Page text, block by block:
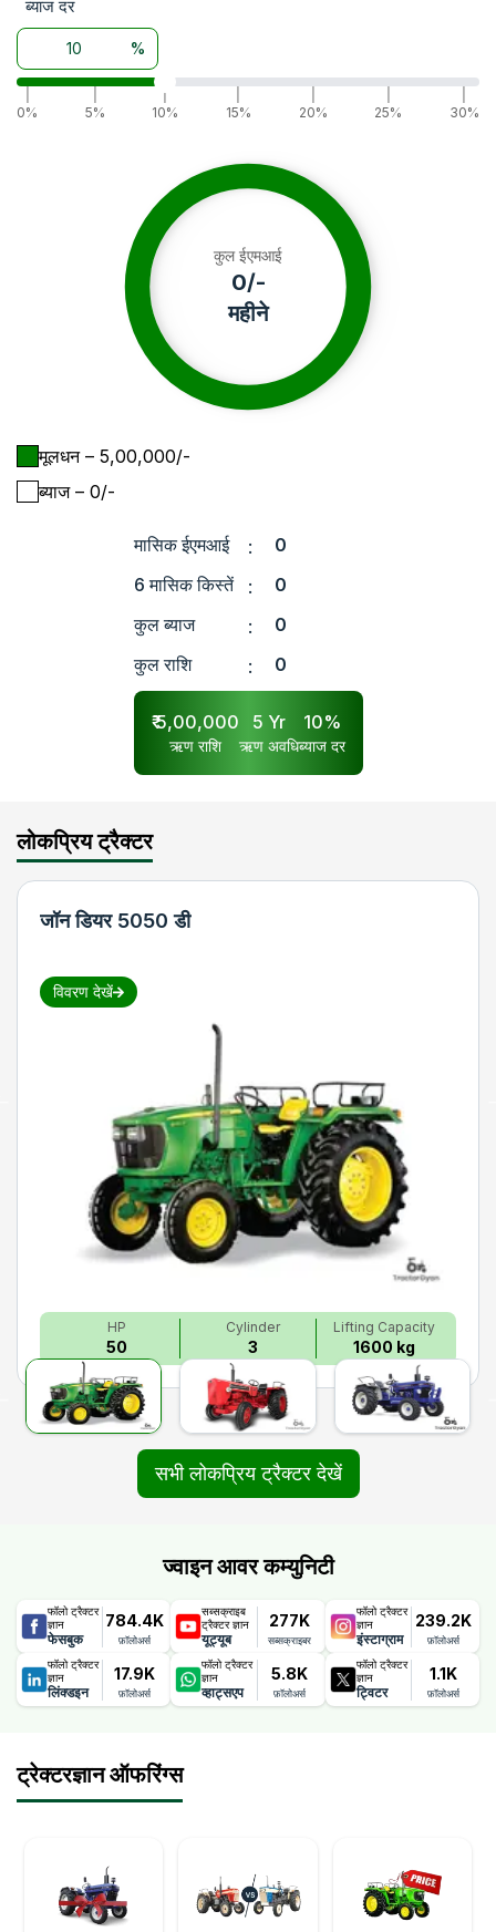
ब्याज दर
%
0%
5%
|
10%
15%
20%
25%
30%
कुल ईएमआई
0/-
महीने
मूलधन– ₹ 5,00,000/-
ब्याज– ₹ 0/-
मासिक ईएमआई :
0
6 मासिक किस्तें
:
0
कुल ब्याज
:
0
कुल राशि
: 0
₹5,00,000
ऋण राशि
5 Yr
ऋण अवधि
10%
ब्याज दर
लोकप्रिय ट्रैक्टर
जॉन डियर 5050 डी
विवरण देखें
HP
50
Cylinder
3
Lifting Capacity
1600 kg
सभी लोकप्रिय ट्रैक्टर देखें
ज्वाइन आवर कम्युनिटी
फॉलो ट्रैक्टर
ज्ञान
फेसबुक
784.4K
फ़ॉलोअर्स
सब्सक्राइब
ट्रैक्टर ज्ञान
यूट्यूब
277K
सब्सक्राइबर
फॉलो ट्रैक्टर
ज्ञान
इंस्टाग्राम
239.2K
फ़ॉलोअर्स
फॉलो ट्रैक्टर
ज्ञान
लिंक्डइन
17.9K
फ़ॉलोअर्स
फॉलो ट्रैक्टर
ज्ञान
व्हाट्सएप
5.8K
फ़ॉलोअर्स
फॉलो ट्रैक्टर
ज्ञान
ट्विटर
1.1K
फ़ॉलोअर्स
ट्रेक्टरज्ञान ऑफरिंग्स